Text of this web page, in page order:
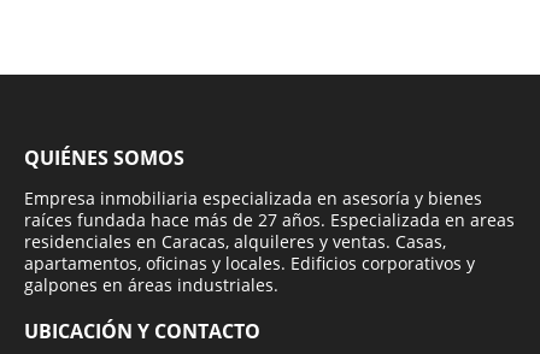
QUIÉNES SOMOS
Empresa inmobiliaria especializada en asesoría y bienes
raíces fundada hace más de 27 años. Especializada en areas
residenciales en Caracas, alquileres y ventas. Casas,
apartamentos, oficinas y locales. Edificios corporativos y
galpones en áreas industriales.
UBICACIÓN Y CONTACTO